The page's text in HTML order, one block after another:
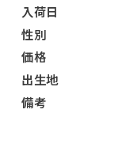
入荷日
性別
価格
出生地
備考